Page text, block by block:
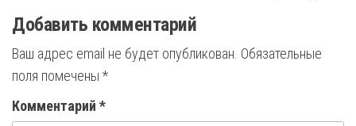
Добавить комментарий
Ваш адрес email не будет опубликован. Обязательные
поля помечены *
Комментарий *